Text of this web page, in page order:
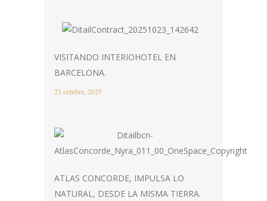
VISITANDO INTERIOHOTEL EN
BARCELONA.
23 octubre, 2025
ATLAS CONCORDE, IMPULSA LO
NATURAL, DESDE LA MISMA TIERRA.